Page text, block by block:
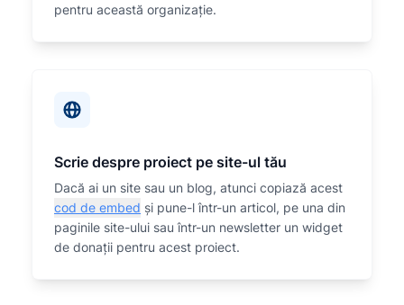
pentru această organizaţie.
Scrie despre proiect pe site-ul tău
Dacă ai un site sau un blog, atunci copiază acest
cod de embed și pune-l într-un articol, pe una din
paginile site-ului sau într-un newsletter un widget
de donații pentru acest proiect.